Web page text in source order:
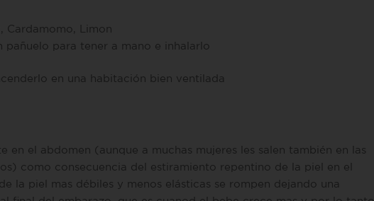
Cardamomo, Limon
pañuelo para tener a mano e inhalarlo
en una habitación bien ventilada
en el abdomen (aunque a muchas mujeres les salen también en las
como consecuencia del estiramiento repentino de la piel en el
la piel mas débiles y menos elásticas se rompen dejando una